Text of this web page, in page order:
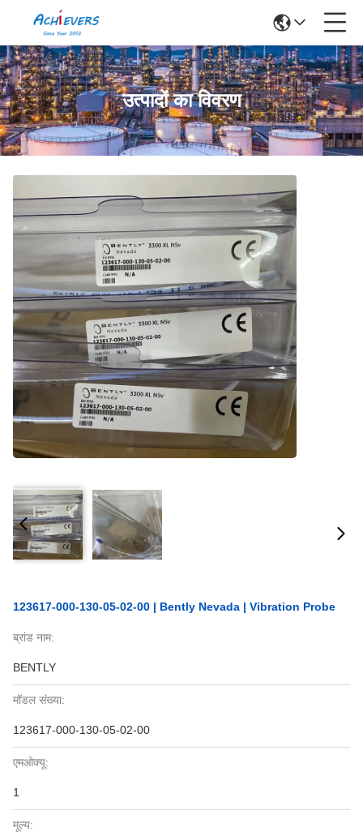
उत्पादों का विवरण
123617-000-130-05-02-00 | Bently Nevada | Vibration Probe
ब्रांड नाम:
BENTLY
मॉडल संख्या:
123617-000-130-05-02-00
एमओक्यू:
1
मूल्य: